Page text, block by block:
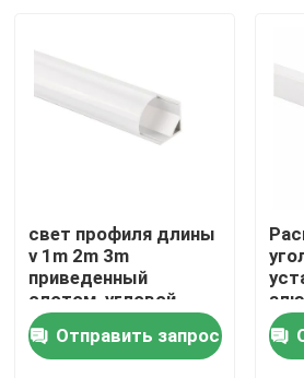
Дом
свет профиля длины
v 1m 2m 3m
приведенный
слотом, угловой
освещая профиль
приведенный
штранг-прессования
Отправить запрос